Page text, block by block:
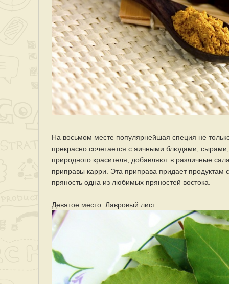
На восьмом месте популярнейшая специя не
прекрасно сочетается с яичными блюдами,
природного красителя, добавляют в различные
приправы карри. Эта приправа придает продуктам
пряность одна из любимых пряностей востока.
Девятое место. Лавровый лист